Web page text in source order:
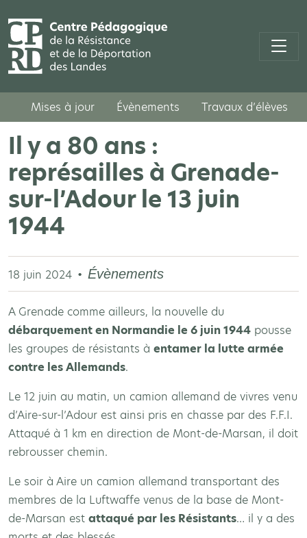
Mises à jour Évènements Travaux d’élèves
Il y a 80 ans :
représailles à Grenade-
sur-l’Adour le 13 juin
1944
18 juin 2024 Évènements
A Grenade comme ailleurs, la nouvelle du
débarquement en Normandie le 6 juin 1944 pousse
les groupes de résistants à entamer la lutte armée
contre les Allemands.
Le 12 juin au matin, un camion allemand de vivres venu
d’Aire-sur-l’Adour est ainsi pris en chasse par des F.F.I.
Attaqué à 1 km en direction de Mont-de-Marsan, il doit
rebrousser chemin.
Le soir à Aire un camion allemand transportant des
membres de la Luftwaffe venus de la base de Mont-
de-Marsan est attaqué par les Résistants… il y a des